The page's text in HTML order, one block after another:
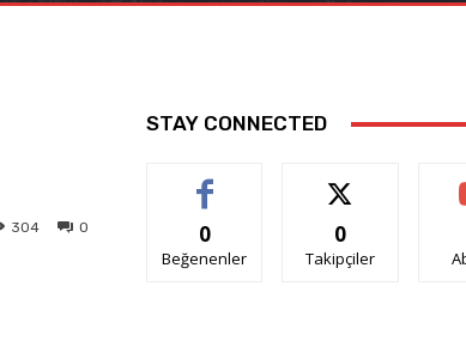
0
304
STAY CONNECTED
0
Beğenenler
0
Takipçiler